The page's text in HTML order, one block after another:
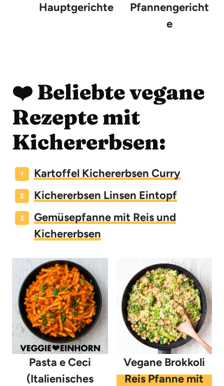
Hauptgerichte
Pfannengericht
e
❤️ Beliebte vegane
Rezepte mit
Kichererbsen:
Kartoffel Kichererbsen Curry
Kichererbsen Linsen Eintopf
Gemüsepfanne mit Reis und
Kichererbsen
Pasta e Ceci
(Italienisches
Vegane Brokkoli
Reis Pfanne mit